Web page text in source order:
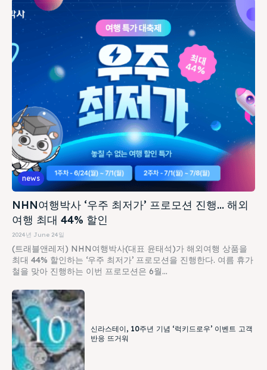
news
NHN여행박사 ‘우주 최저가’ 프로모션 진행… 해외
여행 최대 44% 할인
2024년 June 24일
(트래블앤레저) NHN여행박사(대표 윤태석)가 해외여행 상품을
최대 44% 할인하는 ‘우주 최저가’ 프로모션을 진행한다. 여름 휴가
철을 맞아 진행하는 이번 프로모션은 6월...
신라스테이, 10주년 기념 ‘럭키드로우’ 이벤트 고객
반응 뜨거워